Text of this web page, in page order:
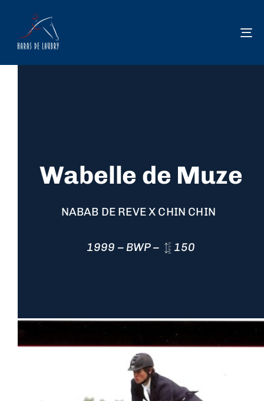
Wabelle de Muze
NABAB DE REVE X CHIN CHIN
1999 – BWP – 150